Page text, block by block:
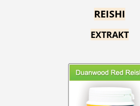
REISHI
EXTRAKT